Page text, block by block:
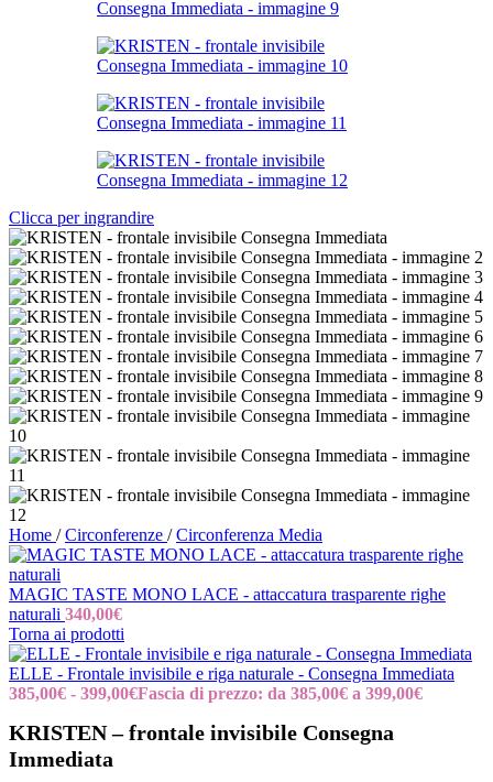
Clicca per ingrandire
Home / Circonferenze / Circonferenza Media
MAGIC TASTE MONO LACE - attaccatura trasparente righe
naturali 340,00€
Torna ai prodotti
ELLE - Frontale invisibile e riga naturale - Consegna Immediata
385,00€ - 399,00€Fascia di prezzo: da 385,00€ a 399,00€
KRISTEN – frontale invisibile Consegna
Immediata